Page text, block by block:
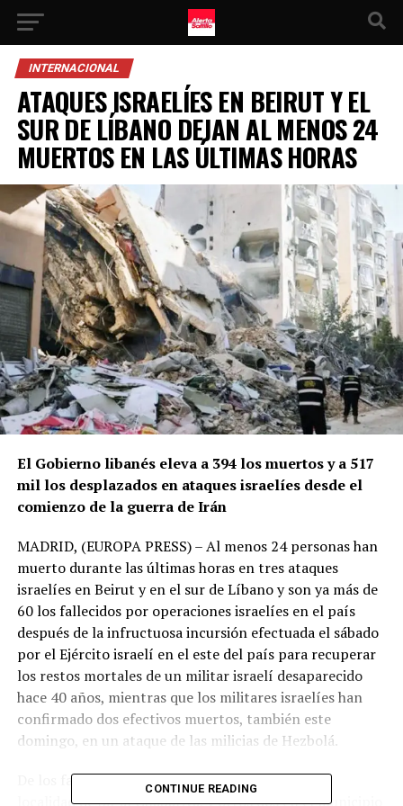
INTERNACIONAL
ATAQUES ISRAELÍES EN BEIRUT Y EL
SUR DE LÍBANO DEJAN AL MENOS 24
MUERTOS EN LAS ÚLTIMAS HORAS
El Gobierno libanés eleva a 394 los muertos y a 517
mil los desplazados en ataques israelíes desde el
comienzo de la guerra de Irán
MADRID, (EUROPA PRESS) – Al menos 24 personas han
muerto durante las últimas horas en tres ataques
israelíes en Beirut y en el sur de Líbano y son ya más de
60 los fallecidos por operaciones israelíes en el país
después de la infructuosa incursión efectuada el sábado
por el Ejército israelí en el este del país para recuperar
los restos mortales de un militar israelí desaparecido
hace 40 años, mientras que los militares israelíes han
confirmado dos efectivos muertos, también este
domingo, en un ataque de las milicias de Hezbolá.
De los fallecidos, 18 han sido identificados en la
localidad de Sir al Ghabariya, y otros dos en el municipio
CONTINUE READING